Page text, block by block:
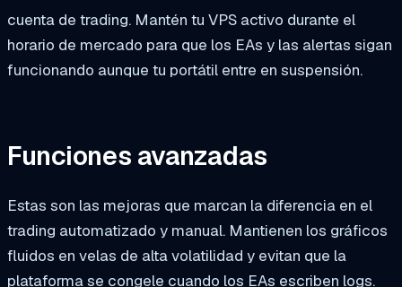
cuenta de trading. Mantén tu VPS activo durante el
horario de mercado para que los EAs y las alertas sigan
funcionando aunque tu portátil entre en suspensión.
Funciones avanzadas
Estas son las mejoras que marcan la diferencia en el
trading automatizado y manual. Mantienen los gráficos
fluidos en velas de alta volatilidad y evitan que la
plataforma se congele cuando los EAs escriben logs.